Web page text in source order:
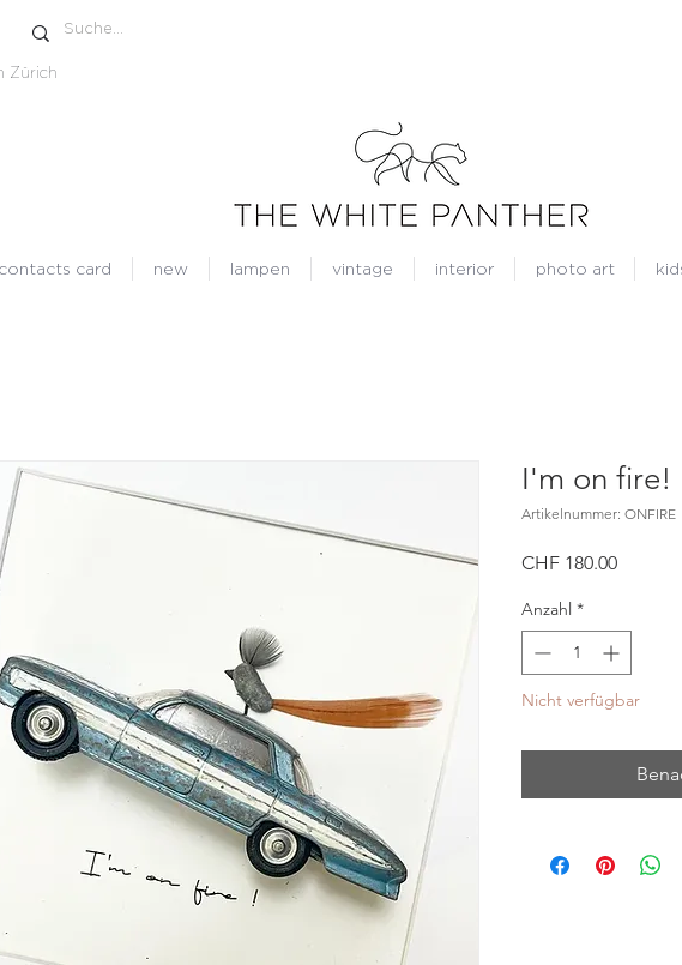
Zürich
card new lampen vintage interior photo art
I'm on fire!
Artikelnummer: ONFIRE
CHF 180.00Preis
Anzahl *
Nicht verfügbar